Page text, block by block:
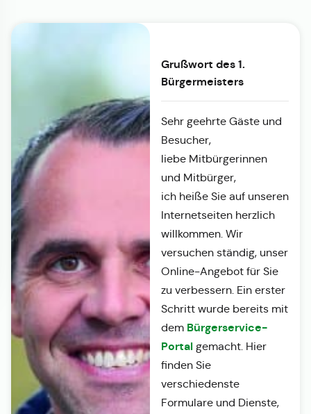
Grußwort des 1.
Bürgermeisters
Sehr geehrte Gäste und
Besucher,
liebe Mitbürgerinnen
und Mitbürger,
ich heiße Sie auf unseren
Internetseiten herzlich
willkommen. Wir
versuchen ständig, unser
Online-Angebot für Sie
zu verbessern. Ein erster
Schritt wurde bereits mit
dem Bürgerservice-
Portalgemacht. Hier
finden Sie
verschiedenste
Formulare und Dienste,